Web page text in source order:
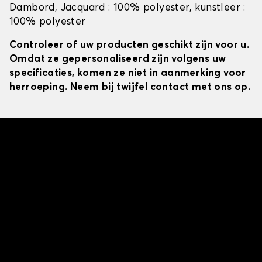
Dambord, Jacquard : 100% polyester, kunstleer :
100% polyester
Controleer of uw producten geschikt zijn voor u.
Omdat ze gepersonaliseerd zijn volgens uw
specificaties, komen ze niet in aanmerking voor
herroeping. Neem bij twijfel contact met ons op.